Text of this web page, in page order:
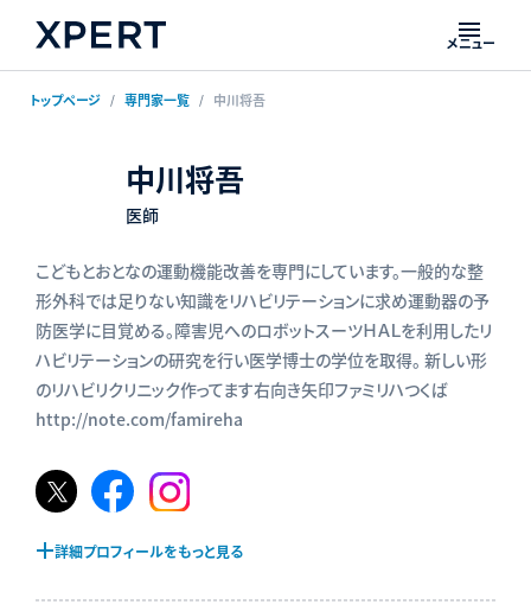
メニュー
トップページ 専門家一覧 中川将吾
中川将吾
医師
こどもとおとなの運動機能改善を専門にしています。一般的な整
形外科では足りない知識をリハビリテーションに求め運動器の予
防医学に目覚める。障害児へのロボットスーツＨＡＬを利用したリ
ハビリテーションの研究を行い医学博士の学位を取得。 新しい形
のリハビリクリニック作ってます右向き矢印ファミリハつくば
http://note.com/famireha
𝕏
ー
Facebook
ー
Instagram
ー
詳細プロフィールをもっと見る